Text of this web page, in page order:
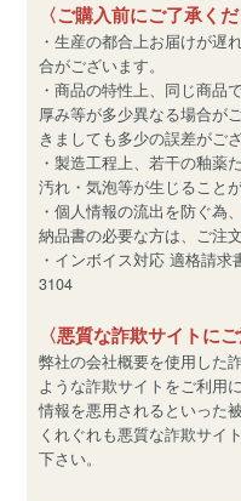
〈ご購入前にご了承くだ
・生産の都合上お届けが遅
合がございます。
・商品の特性上、同じ商品
厚み等が多少異なる場合が
きましても多少の誤差がござ
・製造工程上、若干の釉薬
汚れ・気泡等が生じること
・個人情報の流出を防ぐ為
納品書の必要な方は、ご注
・インボイス対応 適格請
3104
〈悪質な詐欺サイトに
弊社の会社概要を使用した
ような詐欺サイトをご利用
情報を悪用されるといった
くれぐれも悪質な詐欺サイ
下さい。